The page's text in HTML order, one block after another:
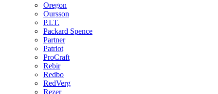
Oregon
Oursson
P.I.T.
Packard Spence
Partner
Patriot
ProCraft
Rebir
Redbo
RedVerg
Rezer